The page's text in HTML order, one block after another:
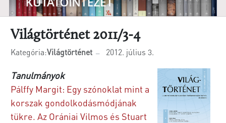
Világtörténet 2011/3-4
Kategória:Világtörténet 2012. július 3.
Tanulmányok
Pálffy Margit: Egy szónoklat mint a
korszak gondolkodásmódjának
tükre. Az Orániai Vilmos és Stuart